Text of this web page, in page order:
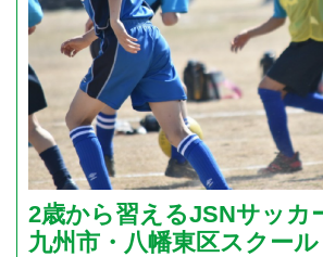
2歳から習えるJSNサッ
九州市・八幡東区スクール